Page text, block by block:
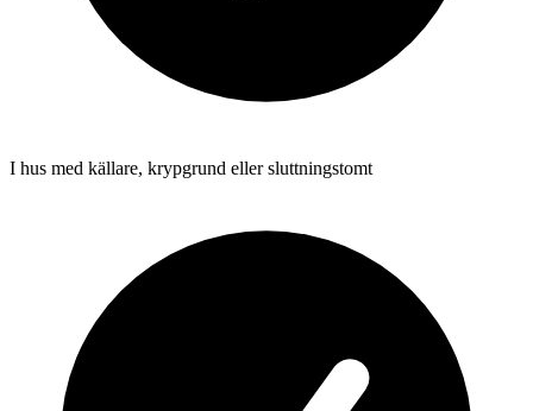
I hus med källare, krypgrund eller sluttningstomt